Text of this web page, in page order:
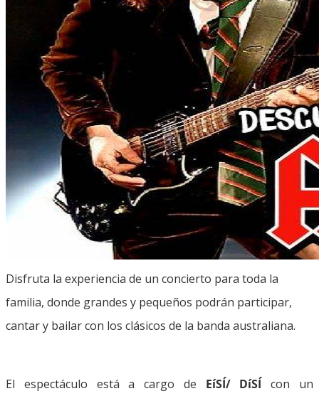
Disfruta la experiencia de un concierto para toda la
familia, donde grandes y pequeños podrán participar,
cantar y bailar con los clásicos de la banda australiana.
El espectáculo está a cargo de EíSÍ/ DíSÍ con un